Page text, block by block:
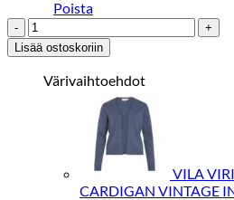
Poista
VILA
VIRIL
SHORT
L/S
CARDIGAN
Lisää ostoskoriin
Värivaihtoehdot
VILA
CARDIGAN VINTAGE